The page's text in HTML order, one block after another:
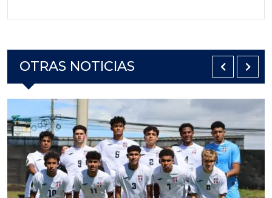
OTRAS NOTICIAS